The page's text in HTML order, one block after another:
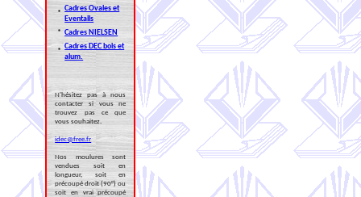
*
Cadres Ovales et
Eventails
* Cadres NIELSEN
*
Cadres DEC bois et
alum.
N'hésitez pas à nous
contacter si vous ne
trouvez pas ce que
vous souhaitez.
idec@free.fr
Nos moulures sont
vendues soit en
longueur, soit en
précoupé droit (90°) ou
soit en vrai précoupé